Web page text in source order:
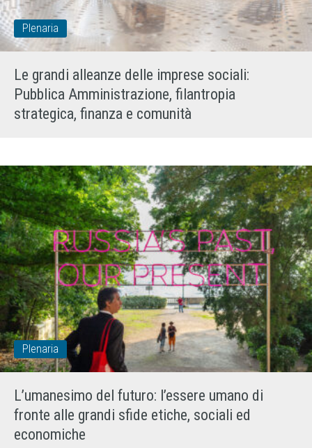
Plenaria
Le grandi alleanze delle imprese sociali:
Pubblica Amministrazione, filantropia
strategica, finanza e comunità
Plenaria
L’umanesimo del futuro: l’essere umano di
fronte alle grandi sfide etiche, sociali ed
economiche